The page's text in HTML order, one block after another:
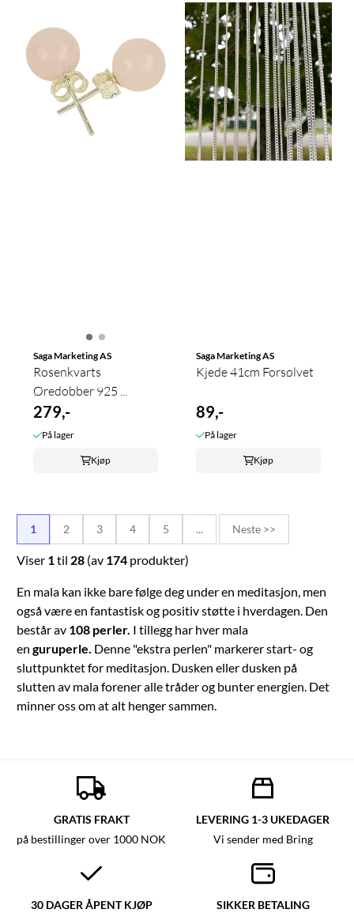
Saga Marketing AS
Rosenkvarts
Øredobber 925 ...
279,-
På lager
Kjøp
Saga Marketing AS
Kjede 41cm Forsølvet
89,-
På lager
Kjøp
1 2 3 4 5 ... Neste >>
Viser 1 til 28 (av 174 produkter)
En mala kan ikke bare følge deg under en meditasjon, men
også være en fantastisk og positiv støtte i hverdagen. Den
består av 108 perler. I tillegg har hver mala
en guruperle. Denne "ekstra perlen" markerer start- og
sluttpunktet for meditasjon. Dusken eller dusken på
slutten av mala forener alle tråder og bunter energien. Det
minner oss om at alt henger sammen.
GRATIS FRAKT
på bestillinger over 1000 NOK
LEVERING 1-3 UKEDAGER
Vi sender med Bring
30 DAGER ÅPENT KJØP SIKKER BETALING